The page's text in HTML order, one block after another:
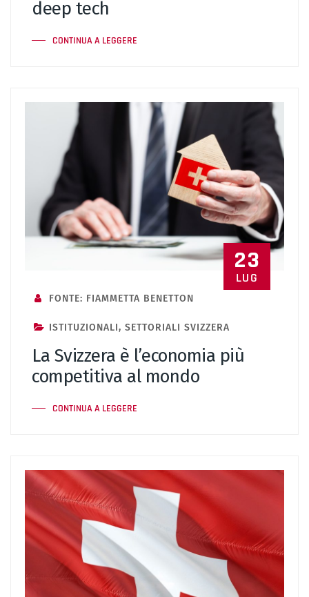
deep tech
CONTINUA A LEGGERE
23
LUG
FONTE: FIAMMETTA BENETTON
ISTITUZIONALI, SETTORIALI SVIZZERA
La Svizzera è l’economia più
competitiva al mondo
CONTINUA A LEGGERE